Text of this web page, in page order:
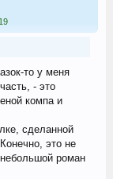
то у меня
- это
компа и
сделанной
это не
роман